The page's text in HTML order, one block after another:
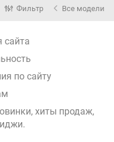
Фильтр Все модели
сайта
по сайту
хиты продаж,
.